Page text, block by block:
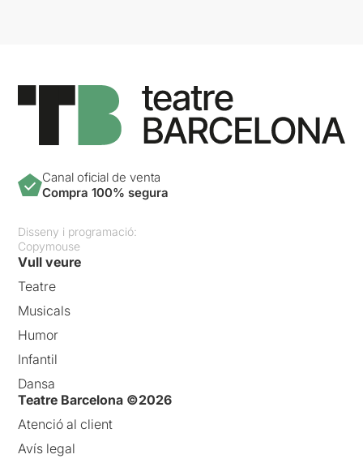
Canal oficial de venta
Compra 100% segura
Disseny i programació:
Copymouse
Vull veure
Teatre
Musicals
Humor
Infantil
Dansa
Teatre Barcelona ©2026
Atenció al client
Avís legal